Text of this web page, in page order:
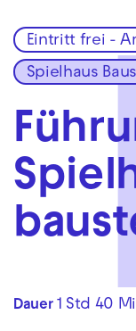
Zur
Zum
Eintritt frei -
Spielhaus
Dauer 1 Std 40